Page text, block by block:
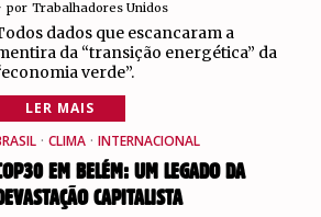
por Trabalhadores Unidos
dados que escancaram a
da “transição energética” da
verde”.
LER MAIS
· CLIMA · INTERNACIONAL
EM BELÉM: UM LEGADO DA
CAPITALISTA